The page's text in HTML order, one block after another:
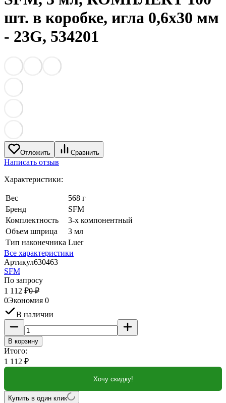
шт. в коробке, игла 0,6х30 мм
- 23G, 534201
Отложить Сравнить
Написать отзыв
Характеристики:
Вес
568 г
Бренд
SFM
Комплектность
3-х компонентный
Объем шприца
3 мл
Тип наконечника Luer
Все характеристики
Артикул630463
SFM
По запросу
1 112 ₽0 ₽
0Экономия 0
В наличии
В корзину
Итого:
1 112 ₽
Хочу скидку!
Купить в один клик